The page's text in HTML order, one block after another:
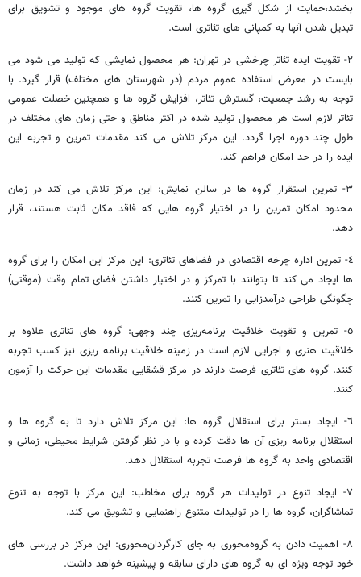
بخشد،حمایت از شکل گیری گروه ها، تقویت گروه های موجود و تشویق برای
تبدیل شدن آنها به کمپانی های تئاتری است.
٢- تقویت ایده‌ تئاتر چرخشی در تهران: هر محصول نمایشی که تولید می شود می
بایست در معرض استفاده عموم مردم (در شهرستان های مختلف) قرار گیرد. با
توجه به رشد جمعیت، گسترش تئاتر، افزایش گروه ها و همچنین خصلت عمومی
تئاتر لازم است هر محصول تولید شده در اکثر مناطق و حتی زمان های مختلف در
طول چند دوره اجرا گردد. این مرکز تلاش می کند مقدمات تمرین و تجربه این
ایده را در حد امکان فراهم کند.
٣- تمرین استقرار گروه ها در سالن نمایش: این مرکز تلاش می کند در زمان
محدود امکان تمرین را در اختیار گروه هایی که فاقد مکان ثابت هستند، قرار
دهد.
٤- تمرین اداره‌ چرخه‌ اقتصادی در فضاهای تئاتری: این مرکز این امکان را برای گروه
ها ایجاد می کند تا بتوانند با تمرکز و در اختیار داشتن فضای تمام وقت (موقتی)
چگونگی طراحی درآمدزایی را تمرین کنند.
٥- تمرین و تقویت خلاقیت برنامه‌ریزی چند وجهی: گروه های تئاتری علاوه بر
خلاقیت هنری و اجرایی لازم است در زمینه خلاقیت برنامه ریزی نیز کسب تجربه
کنند. گروه های تئاتری فرصت دارند در مرکز قشقایی مقدمات این حرکت را آزمون
کنند.
٦- ایجاد بستر برای استقلال گروه ها: این مرکز تلاش دارد تا به گروه ها و
استقلال برنامه ریزی آن ها دقت کرده و با در نظر گرفتن شرایط محیطی، زمانی و
اقتصادی واحد به گروه ها فرصت تجربه استقلال دهد.
٧- ایجاد تنوع در تولیدات هر گروه برای مخاطب: این مرکز با توجه به تنوع
تماشاگران، گروه ها را در تولیدات متنوع راهنمایی و تشویق می کند.
٨- اهمیت دادن به گروه‌محوری به جای کارگردان‌محوری: این مرکز در بررسی های
خود توجه ویژه ای به گروه های دارای سابقه و پیشینه خواهد داشت.